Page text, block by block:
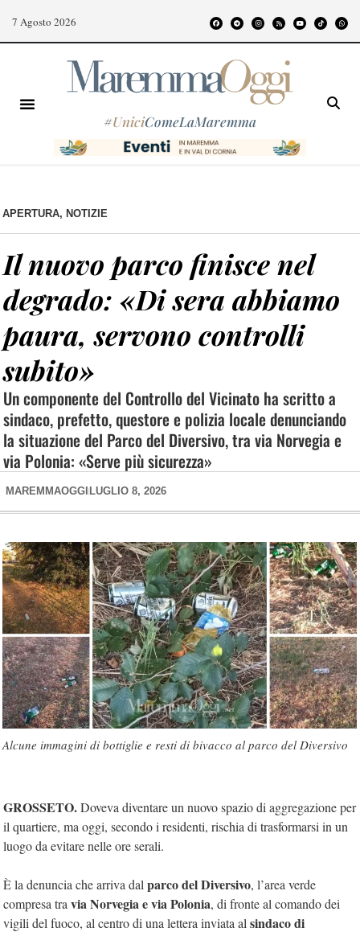
7 Agosto 2026
#UniciComeLaMaremma
APERTURA, NOTIZIE
Il nuovo parco finisce nel
degrado: «Di sera abbiamo
paura, servono controlli
subito»
Un componente del Controllo del Vicinato ha scritto a
sindaco, prefetto, questore e polizia locale denunciando
la situazione del Parco del Diversivo, tra via Norvegia e
via Polonia: «Serve più sicurezza»
MAREMMAOGGI LUGLIO 8, 2026
Alcune immagini di bottiglie e resti di bivacco al parco del Diversivo
GROSSETO.Doveva diventare un nuovo spazio di aggregazione per
il quartiere, ma oggi, secondo i residenti, rischia di trasformarsi in un
luogo da evitare nelle ore serali.
È la denuncia che arriva dal parco del Diversivo, l’area verde
compresa tra via Norvegia e via Polonia, di fronte al comando dei
vigili del fuoco, al centro di una lettera inviata al sindaco di